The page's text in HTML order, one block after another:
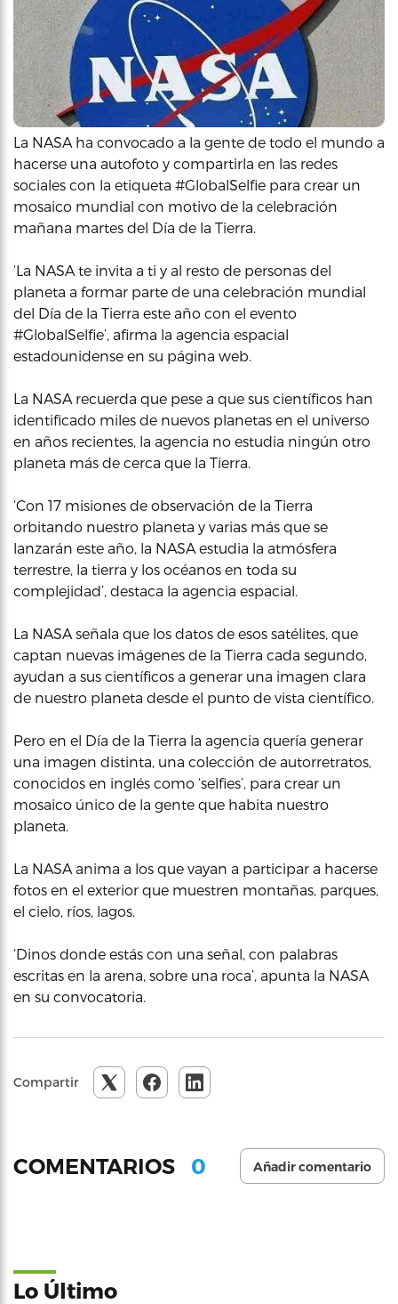
La NASA ha convocado a la gente de todo el mundo a
hacerse una autofoto y compartirla en las redes
sociales con la etiqueta #GlobalSelfie para crear un
mosaico mundial con motivo de la celebración
mañana martes del Día de la Tierra.
‘La NASA te invita a ti y al resto de personas del
planeta a formar parte de una celebración mundial
del Día de la Tierra este año con el evento
#GlobalSelfie’, afirma la agencia espacial
estadounidense en su página web.
La NASA recuerda que pese a que sus científicos han
identificado miles de nuevos planetas en el universo
en años recientes, la agencia no estudia ningún otro
planeta más de cerca que la Tierra.
‘Con 17 misiones de observación de la Tierra
orbitando nuestro planeta y varias más que se
lanzarán este año, la NASA estudia la atmósfera
terrestre, la tierra y los océanos en toda su
complejidad’, destaca la agencia espacial.
La NASA señala que los datos de esos satélites, que
captan nuevas imágenes de la Tierra cada segundo,
ayudan a sus científicos a generar una imagen clara
de nuestro planeta desde el punto de vista científico.
Pero en el Día de la Tierra la agencia quería generar
una imagen distinta, una colección de autorretratos,
conocidos en inglés como ‘selfies’, para crear un
mosaico único de la gente que habita nuestro
planeta.
La NASA anima a los que vayan a participar a hacerse
fotos en el exterior que muestren montañas, parques,
el cielo, ríos, lagos.
‘Dinos donde estás con una señal, con palabras
escritas en la arena, sobre una roca’, apunta la NASA
en su convocatoria.
Compartir
COMENTARIOS 0 Añadir comentario
Lo Último